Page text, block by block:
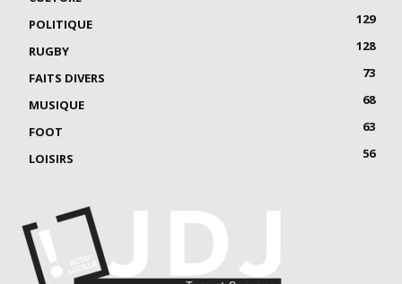
POLITIQUE
129
RUGBY
128
FAITS DIVERS
73
MUSIQUE
68
FOOT
63
LOISIRS
56